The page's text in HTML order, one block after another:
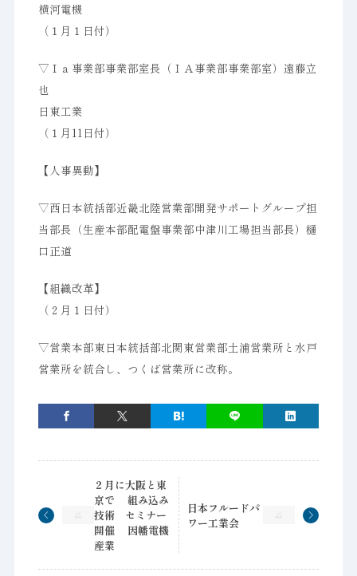
横河電機
（１月１日付）
▽Ｉａ事業部事業部室長（ＩＡ事業部事業部室）遠藤立
也
日東工業
（１月11日付）
【人事異動】
▽西日本統括部近畿北陸営業部開発サポートグループ担
当部長（生産本部配電盤事業部中津川工場担当部長）樋
口正道
【組織改革】
（２月１日付）
▽営業本部東日本統括部北関東営業部土浦営業所と水戸
営業所を統合し、つくば営業所に改称。
２月に大阪と東
京で 組み込み
技術 セミナー
開催 因幡電機
産業
日本フルードパ
ワー工業会